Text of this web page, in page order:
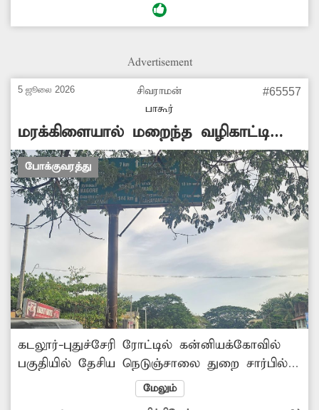
Advertisement
5 ஜூலை 2026
சிவராமன்
பாகூர்
#65557
மரக்கிளையால் மறைந்த வழிகாட்டி
பலகை
போக்குவரத்து
கடலூர்-புதுச்சேரி ரோட்டில் கன்னியக்கோவில்
பகுதியில் தேசிய நெடுஞ்சாலை துறை சார்பில்
வைக்கப்பட்ட வழிகாட்டி பலகை மரக்கிளையால்
மறைந்து இருப்பதால் ஊர்களுக்கு செல்ல
மேலும்